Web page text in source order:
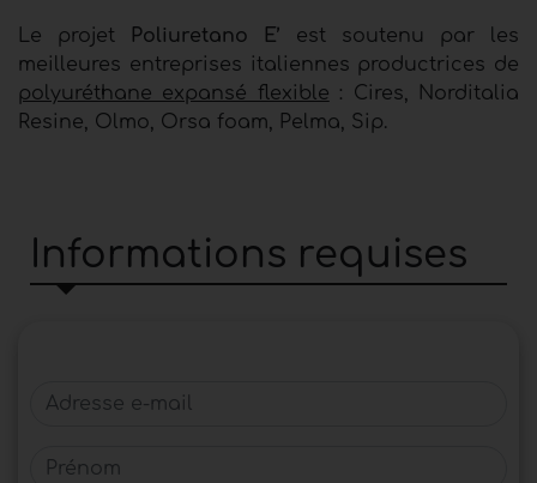
Le projet Poliuretano E’ est soutenu par les
meilleures entreprises italiennes productrices de
polyuréthane expansé flexible : Cires, Norditalia
Resine, Olmo, Orsa foam, Pelma, Sip.
Informations requises
Adresse e-mail
Prénom